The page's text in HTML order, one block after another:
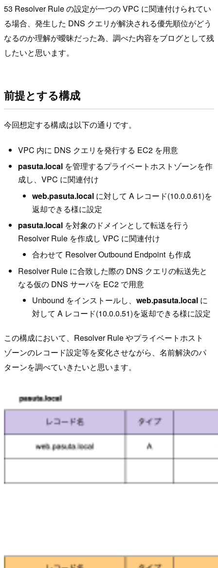
53 Resolver Rule の設定が一つの VPC に関連付けられてい
る場合、発生した DNS クエリが解決される優先順位がどう
なるのか理解が曖昧だった為、調べた内容をブログとして残
したいと思います。
前提とする構成
今回想定する構成は以下の通りです。
VPC 内に DNS クエリを発行する EC2 を用意
pasuta.localを管理するプライベートホストゾーンを作
成し、VPC に関連付け
web.pasuta.localに対して A レコード(10.0.0.61)を
返却できる様に設定
pasuta.localを対象のドメインとして転送を行う
Resolver Rule を作成し VPC に関連付け
合わせて Resolver Outbound Endpoint も作成
Resolver Rule に合致した際の DNS クエリの転送先と
なる仮の DNS サーバを EC2 で用意
Unbound をインストールし、 web.pasuta.localに
対して A レコード(10.0.0.51)を返却できる様に設定
この構成において、Resolver Rule やプライベートホスト
ゾーンのレコード設定等を変化させながら、名前解決のパ
ターンを調べていきたいと思います。